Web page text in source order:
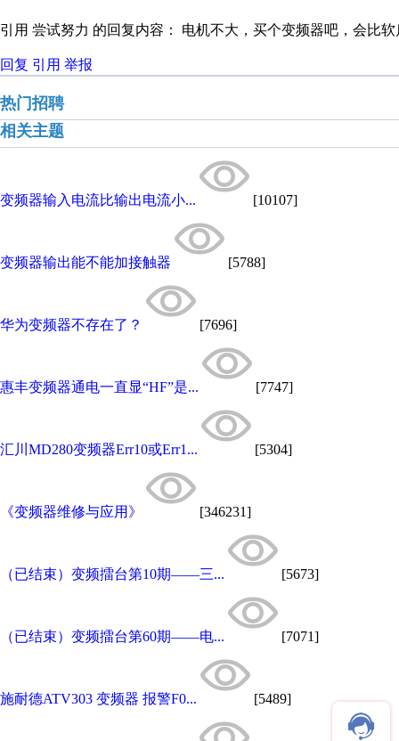
引用 尝试努力 的回复内容： 电机不大，买个变频器吧，会比
回复 引用 举报
热门招聘
相关主题
变频器输入电流比输出电流小... [10107]
变频器输出能不能加接触器 [5788]
华为变频器不存在了？ [7696]
惠丰变频器通电一直显“HF”是... [7747]
汇川MD280变频器Err10或Err1... [5304]
《变频器维修与应用》 [346231]
（已结束）变频擂台第10期——三... [5673]
（已结束）变频擂台第60期——电... [7071]
施耐德ATV303 变频器 报警F0... [5489]